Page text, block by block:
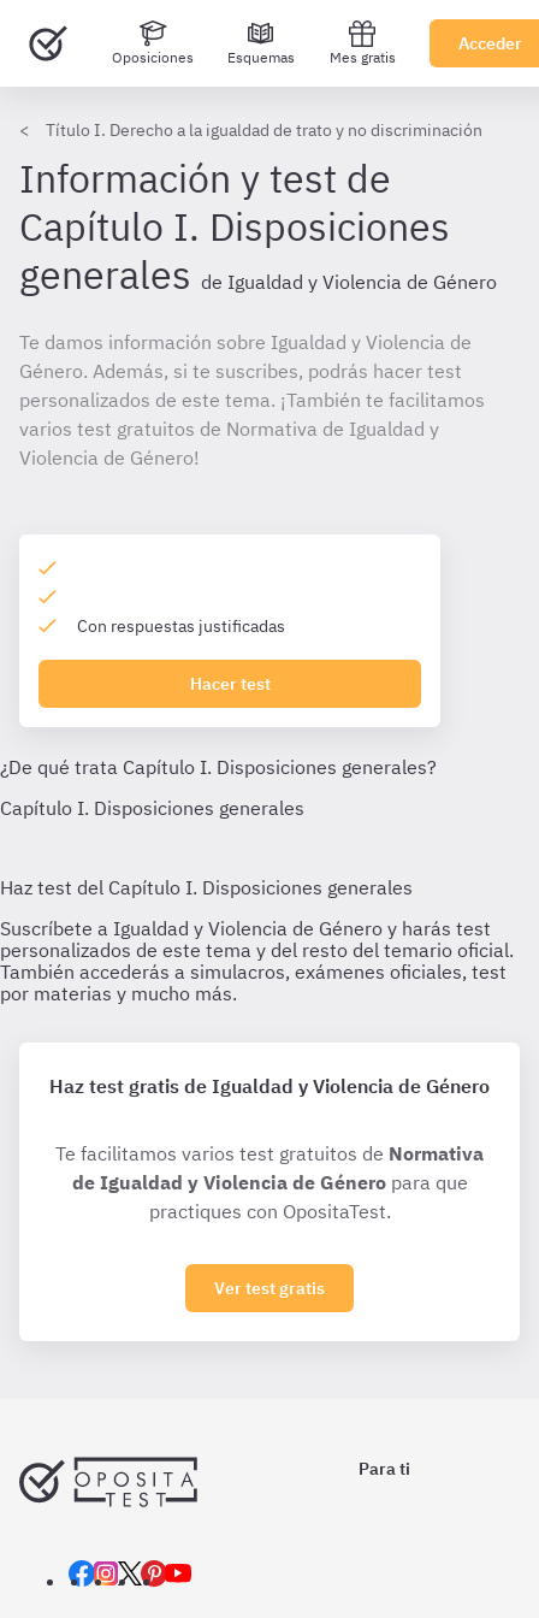
Oposiciones Esquemas Mes gratis
Acceder
Título I. Derecho a la igualdad de trato y no discriminación
Información y test de
Capítulo I. Disposiciones
generales de Igualdad y Violencia de Género
Te damos información sobre Igualdad y Violencia de
Género. Además, si te suscribes, podrás hacer test
personalizados de este tema. ¡También te facilitamos
varios test gratuitos de Normativa de Igualdad y
Violencia de Género!
Con respuestas justificadas
Hacer test
Haz test gratis de Igualdad y Violencia de Género
Te facilitamos varios test gratuitos de Normativa
de Igualdad y Violencia de Géneropara que
practiques con OpositaTest.
Ver test gratis
Para ti